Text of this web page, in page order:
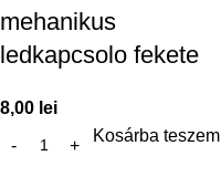
mehanikus
ledkapcsolo fekete
8,00 lei
Kosárba teszem